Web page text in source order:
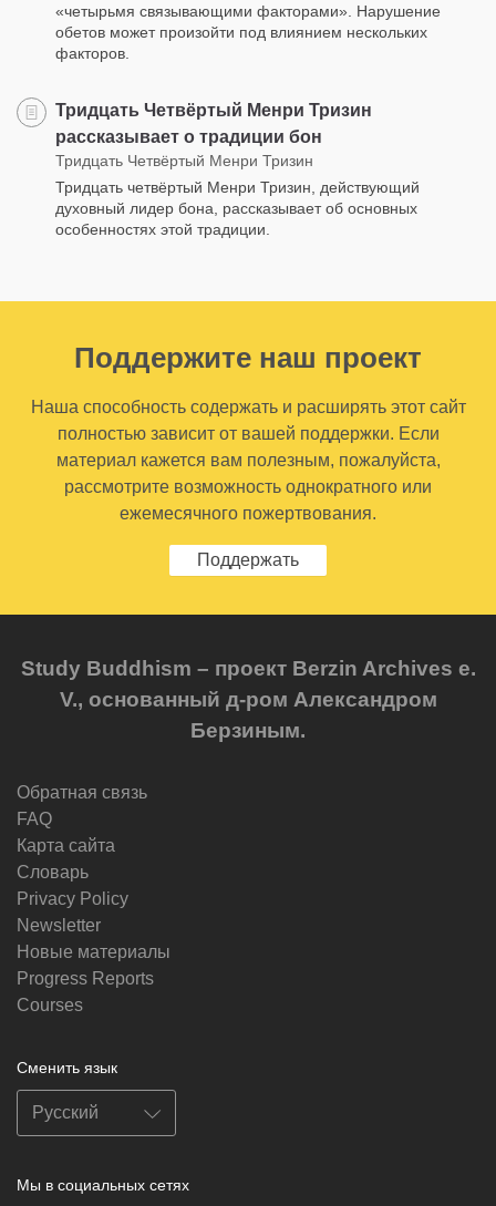
«четырьмя связывающими факторами». Нарушение
обетов может произойти под влиянием нескольких
факторов.
Тридцать Четвёртый Менри Тризин
рассказывает о традиции бон
Тридцать Четвёртый Менри Тризин
Тридцать четвёртый Менри Тризин, действующий
духовный лидер бона, рассказывает об основных
особенностях этой традиции.
Поддержите наш проект
Наша способность содержать и расширять этот сайт
полностью зависит от вашей поддержки. Если
материал кажется вам полезным, пожалуйста,
рассмотрите возможность однократного или
ежемесячного пожертвования.
Поддержать
Study Buddhism – проект Berzin Archives e.
V., основанный д-ром Александром
Берзиным.
Обратная связь
FAQ
Карта сайта
Словарь
Privacy Policy
Newsletter
Новые материалы
Progress Reports
Courses
Сменить язык
Мы в социальных сетях